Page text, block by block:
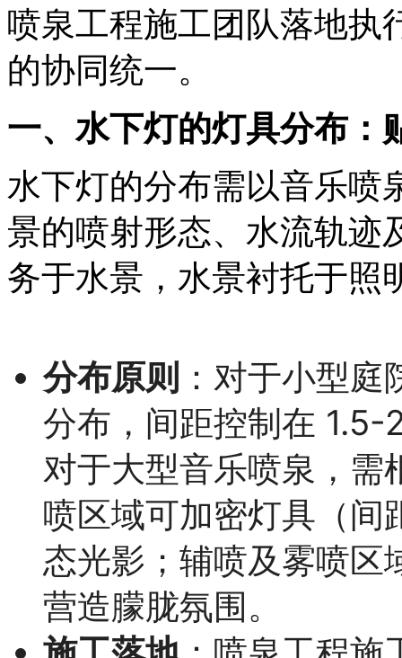
喷泉工程施工团队落地执
的协同统一。
一、水下灯的灯具分布：
水下灯的分布需以音乐喷
景的喷射形态、水流轨迹
务于水景，水景衬托于照
分布原则 ：对于小型
分布，间距控制在 1.5-
对于大型音乐喷泉，
喷区域可加密灯具（
态光影；辅喷及雾喷区
营造朦胧氛围。